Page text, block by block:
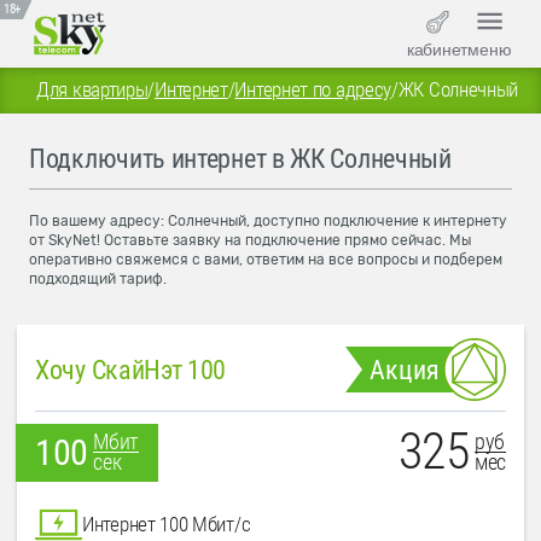
18+
кабинетменю
Для квартиры/Интернет/Интернет по адресу/ЖК Солнечный
Подключить интернет в ЖК Солнечный
По вашему адресу: Солнечный, доступно подключение к интернету
от SkyNet! Оставьте заявку на подключение прямо сейчас. Мы
оперативно свяжемся с вами, ответим на все вопросы и подберем
подходящий тариф.
Хочу СкайНэт 100 Акция
100 Мбит
сек
325 руб
мес
Интернет 100 Мбит/с